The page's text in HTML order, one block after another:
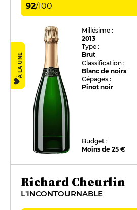
92/100
À LA UNE
Millésime :
2013
Type :
Brut
Classification :
Blanc de noirs
Cépages :
Pinot noir
Budget :
Moins de 25 €
Richard Cheurlin
L'INCONTOURNABLE